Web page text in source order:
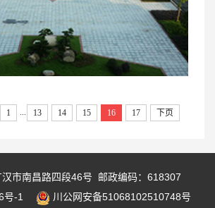
1 ... 13 14 15 16 17 下页
市南昌路四段46号 邮政编码：618307
号-1
川公网安备51068102510748号